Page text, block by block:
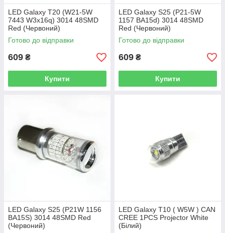
LED Galaxy T20 (W21-5W
7443 W3x16q) 3014 48SMD
Red (Червоний)
Готово до відправки
609 ₴
Купити
LED Galaxy S25 (P21-5W
1157 BA15d) 3014 48SMD
Red (Червоний)
Готово до відправки
609 ₴
Купити
LED Galaxy S25 (P21W 1156
BA15S) 3014 48SMD Red
(Червоний)
LED Galaxy T10 ( W5W ) CAN
CREE 1PCS Projector White
(Білий)